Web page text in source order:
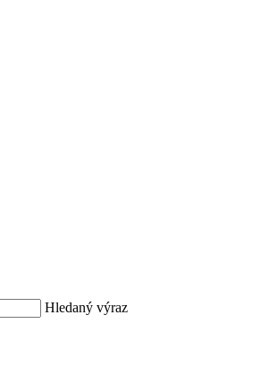
Hledaný výraz